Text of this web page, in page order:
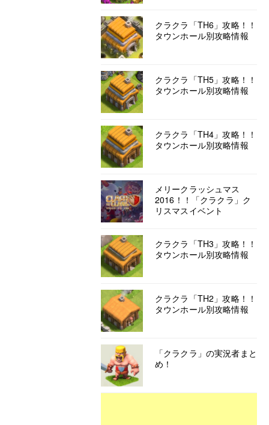
クラクラ「TH6」攻略！！
タウンホール別攻略情報
クラクラ「TH5」攻略！！
タウンホール別攻略情報
クラクラ「TH4」攻略！！
タウンホール別攻略情報
メリークラッシュマス
2016！！「クラクラ」ク
リスマスイベント
クラクラ「TH3」攻略！！
タウンホール別攻略情報
クラクラ「TH2」攻略！！
タウンホール別攻略情報
「クラクラ」の実況者まと
め！